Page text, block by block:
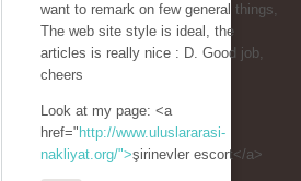
want to remark on few general things,
The web site style is ideal, the
articles is really nice : D. Good job,
cheers
Look at my page: <a
href=" http://www.uluslararasi-
nakliyat.org/">şirinevler escort</a>